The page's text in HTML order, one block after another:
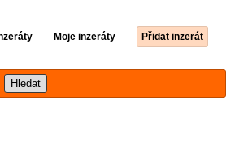
Moje inzeráty Přidat inzerát